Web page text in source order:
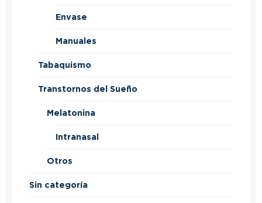
Envase
Manuales
Tabaquismo
Transtornos del Sueño
Melatonina
Intranasal
Otros
Sin categoría